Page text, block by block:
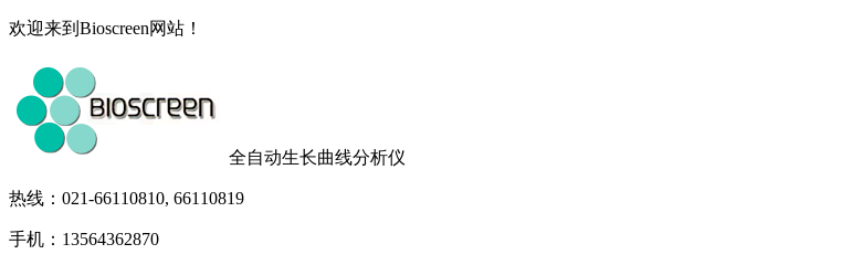
欢迎来到Bioscreen网站！
全自动生长曲线分析仪
热线：021-66110810, 66110819
手机：13564362870